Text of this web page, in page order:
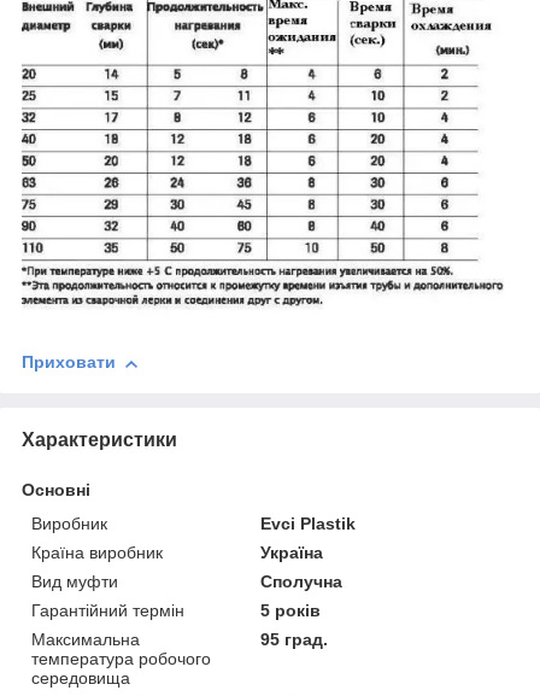
Приховати
Характеристики
Основні
Виробник
Evci Plastik
Країна виробник
Україна
Вид муфти
Сполучна
Гарантійний термін
5 років
Максимальна
температура робочого
середовища
95 град.